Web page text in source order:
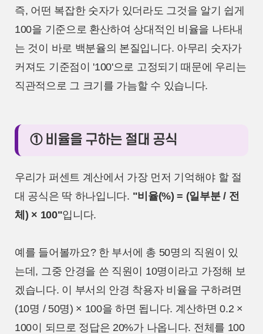
즉, 어떤 복잡한 숫자가 있더라도 그것을 알기 쉽게
100을 기준으로 환산하여 상대적인 비율을 나타내
는 것이 바로 백분율의 본질입니다. 아무리 숫자가
커져도 기준점이 '100'으로 고정되기 때문에 우리는
직관적으로 그 크기를 가늠할 수 있습니다.
① 비율을 구하는 절대 공식
우리가 퍼센트 계산에서 가장 먼저 기억해야 할 절
대 공식은 딱 하나입니다. "비율(%) = (일부분 / 전
체) × 100"입니다.
예를 들어볼까요? 한 부서에 총 50명의 직원이 있
는데, 그중 안경을 쓴 직원이 10명이라고 가정해 보
겠습니다. 이 부서의 안경 착용자 비율을 구하려면
(10명 / 50명) × 100을 하면 됩니다. 계산하면 0.2 ×
100이 되므로 정답은 20%가 나옵니다. 전체를 100